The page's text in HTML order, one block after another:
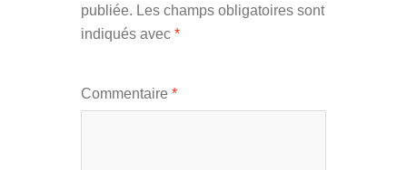
publiée. Les champs obligatoires sont
indiqués avec *
Commentaire *